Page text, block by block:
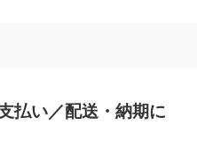
払い／配送・納期に